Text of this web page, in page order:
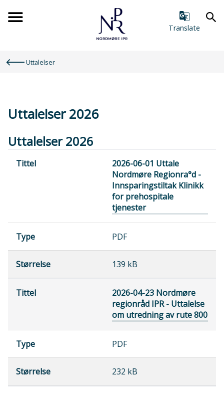
Forsiden
Translate
Uttalelser
Uttalelser 2026
Uttalelser 2026
Tittel
2026-06-01 Uttale
Nordmøre Regionra°d -
Innsparingstiltak Klinikk
for prehospitale
tjenester
PDF
139 kB
2026-04-23 Nordmøre
regionråd IPR - Uttalelse
om utredning av rute 800
PDF
232 kB